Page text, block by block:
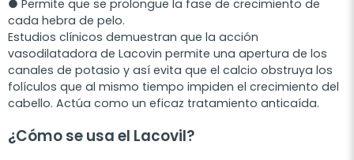
● Permite que se prolongue la fase de crecimiento de
cada hebra de pelo.
Estudios clínicos demuestran que la acción
vasodilatadora de Lacovin permite una apertura de los
canales de potasio y así evita que el calcio obstruya los
folículos que al mismo tiempo impiden el crecimiento del
cabello. Actúa como un eficaz tratamiento anticaída.
¿Cómo se usa el Lacovil?